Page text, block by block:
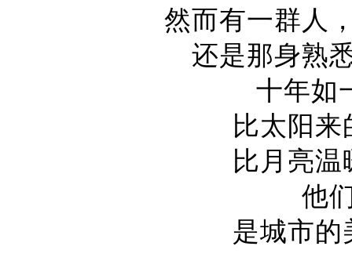
然而有一群人
还是那身熟
十年如
比太阳
比月亮
他
是城市的